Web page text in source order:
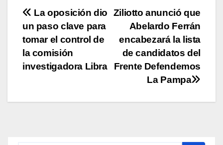
Navegación
de
entradas
Ziliotto anunció que
Abelardo Ferrán
encabezará la lista
de candidatos del
Frente Defendemos
La Pampa
La oposición dio
un paso clave para
tomar el control de
la comisión
investigadora Libra